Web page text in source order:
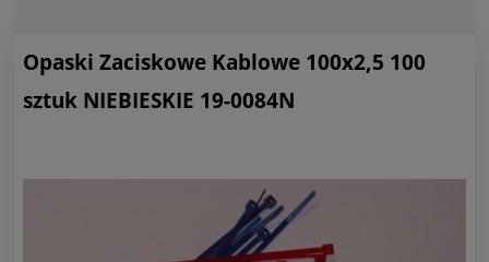
Opaski Zaciskowe Kablowe 100x2,5 100
sztuk NIEBIESKIE 19-0084N